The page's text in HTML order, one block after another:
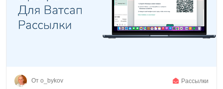
От o_bykov Рассылки